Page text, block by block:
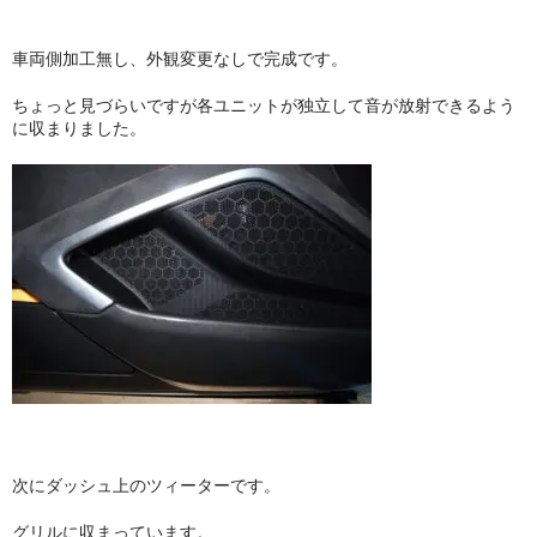
車両側加工無し、外観変更なしで完成です。
ちょっと見づらいですが各ユニットが独立して音が放射できるよう
に収まりました。
次にダッシュ上のツィーターです。
グリルに収まっています。